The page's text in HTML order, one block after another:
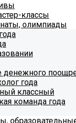
классы
олимпиады
денежного
года
классный
команда года